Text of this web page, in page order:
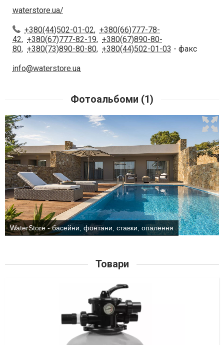
waterstore.ua/
+380(44)502-01-02, +380(66)777-78-
42, +380(67)777-82-19, +380(67)890-80-
80, +380(73)890-80-80, +380(44)502-01-03 - факс
info@waterstore.ua
Фотоальбоми (1)
WaterStore - басейни, фонтани, ставки, опалення
Товари